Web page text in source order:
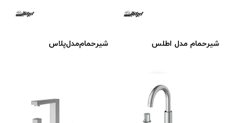
شیر‌حمام مدل اطلس شیر‌حمام‌مدل‌پلاس